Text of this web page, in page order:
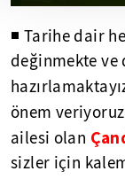
◾ Tarihe dair
değinmekte
önem
ailesi olan
sizler için